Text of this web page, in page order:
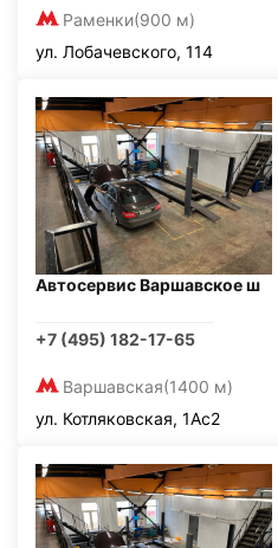
Раменки(900 м)
ул. Лобачевского, 114
Автосервис Варшавское ш
+7 (495) 182-17-65
Варшавская(1400 м)
ул. Котляковская, 1Ас2